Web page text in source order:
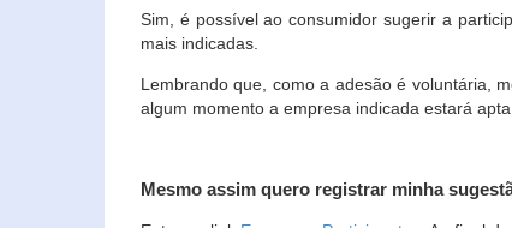
Sim, é possível ao consumidor sugerir a
mais indicadas.
Lembrando que, como a adesão é voluntária,
algum momento a empresa indicada estará
Mesmo assim quero registrar minha